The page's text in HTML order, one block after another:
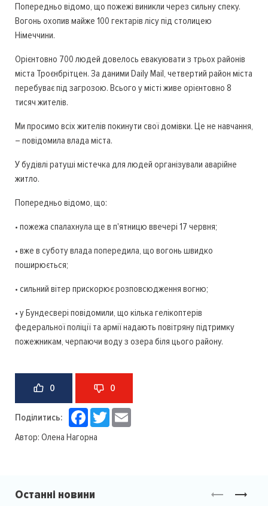
Попередньо відомо, що пожежі виникли через сильну спеку.
Вогонь охопив майже 100 гектарів лісу під столицею
Німеччини.
Орієнтовно 700 людей довелось евакуювати з трьох районів
міста Троєнбрітцен. За даними Daily Mail, четвертий район міста
перебуває під загрозою. Всього у місті живе орієнтовно 8
тисяч жителів.
Ми просимо всіх жителів покинути свої домівки. Це не навчання,
– повідомила влада міста.
У будівлі ратуші містечка для людей організували аварійне
житло.
Попередньо відомо, що:
• пожежа спалахнула ще в п'ятницю ввечері 17 червня;
• вже в суботу влада попередила, що вогонь швидко
поширюється;
• сильний вітер прискорює розповсюдження вогню;
• у Бундесвері повідомили, що кілька гелікоптерів
федеральної поліції та армії надають повітряну підтримку
пожежникам, черпаючи воду з озера біля цього району.
0 0
Поділитись: Facebook
Twitter
Автор: Олена Нагорна
Останні новини